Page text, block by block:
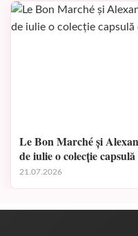
Le Bon Marché și
de iulie o colecție
21.07.2026